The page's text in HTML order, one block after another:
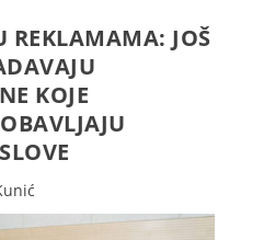
REKLAMAMA: JOŠ
KOJE